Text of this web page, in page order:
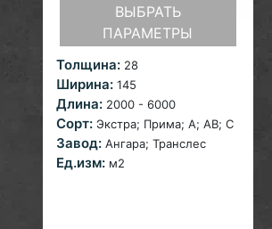
ВЫБРАТЬ
ПАРАМЕТРЫ
Толщина: 28
Ширина: 145
Длина: 2000 - 6000
Сорт: Экстра; Прима; A; AB; С
Завод: Ангара; Транслес
Ед.изм: м2